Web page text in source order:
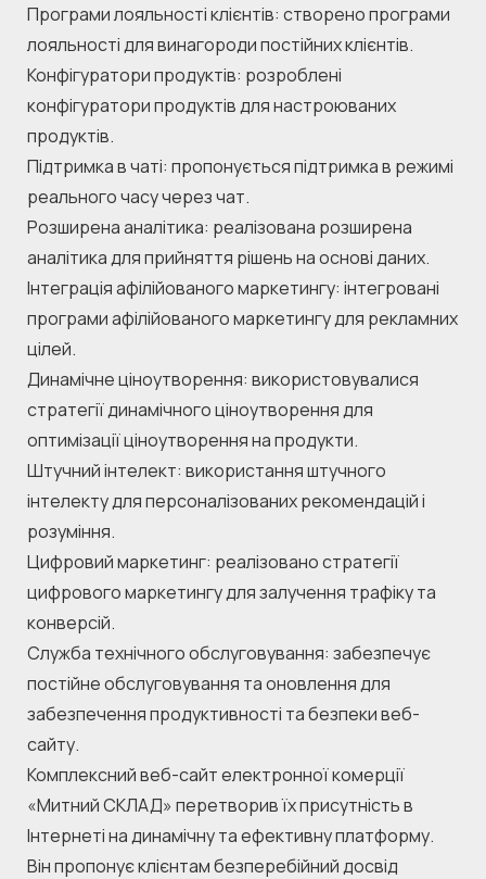
Програми лояльності клієнтів: створено програми
лояльності для винагороди постійних клієнтів.
Конфігуратори продуктів: розроблені
конфігуратори продуктів для настроюваних
продуктів.
Підтримка в чаті: пропонується підтримка в режимі
реального часу через чат.
Розширена аналітика: реалізована розширена
аналітика для прийняття рішень на основі даних.
Інтеграція афілійованого маркетингу: інтегровані
програми афілійованого маркетингу для рекламних
цілей.
Динамічне ціноутворення: використовувалися
стратегії динамічного ціноутворення для
оптимізації ціноутворення на продукти.
Штучний інтелект: використання штучного
інтелекту для персоналізованих рекомендацій і
розуміння.
Цифровий маркетинг: реалізовано стратегії
цифрового маркетингу для залучення трафіку та
конверсій.
Служба технічного обслуговування: забезпечує
постійне обслуговування та оновлення для
забезпечення продуктивності та безпеки веб-
сайту.
Комплексний веб-сайт електронної комерції
«Митний СКЛАД» перетворив їх присутність в
Інтернеті на динамічну та ефективну платформу.
Він пропонує клієнтам безперебійний досвід